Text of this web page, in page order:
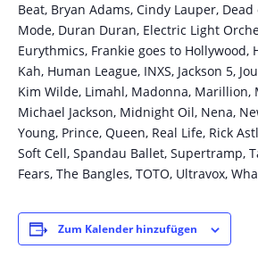
Beat, Bryan Adams, Cindy Lauper,
Mode, Duran Duran, Electric Light
Eurythmics, Frankie goes to Hollywood,
Kah, Human League, INXS, Jackson 5,
Kim Wilde, Limahl, Madonna, Marillion,
Michael Jackson, Midnight Oil, Nena,
Young, Prince, Queen, Real Life, Rick
Soft Cell, Spandau Ballet, Supertramp,
Fears, The Bangles, TOTO, Ultravox,
Zum Kalender hinzufügen